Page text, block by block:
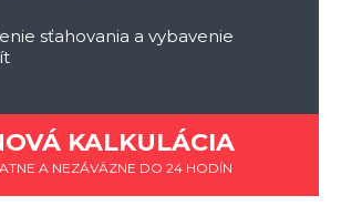
sťahovania a vybavenie
KALKULÁCIA
A NEZÁVÄZNE DO 24 HODÍN